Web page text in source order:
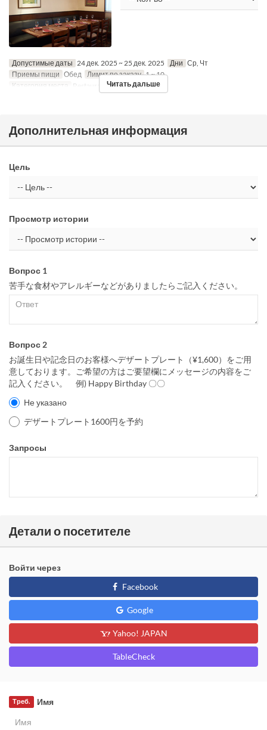
Допустимые даты 24 дек. 2025 ~ 25 дек. 2025 Дни Ср, Чт
Приемы пищи Обед Лимит по заказу 1 ~ 10
Категория места
RestaurantЧитать дальше
Дополнительная информация
Цель
Просмотр истории
Вопрос 1
苦手な食材やアレルギーなどがありましたらご記入ください。
Вопрос 2
お誕生日や記念日のお客様へデザートプレート（¥1,600）をご用
意しております。ご希望の方はご要望欄にメッセージの内容をご
記入ください。 例) Happy Birthday 〇〇
Не указано
デザートプレート1600円を予約
Запросы
Детали о посетителе
Войти через
Facebook
Google
Yahoo! JAPAN
TableCheck
Имя
Треб.